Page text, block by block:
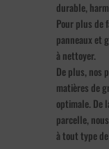
durable,
Pour plus de
panneaux et
à nettoyer.
De plus, nos
matières de
optimale. De
parcelle,
à tout type